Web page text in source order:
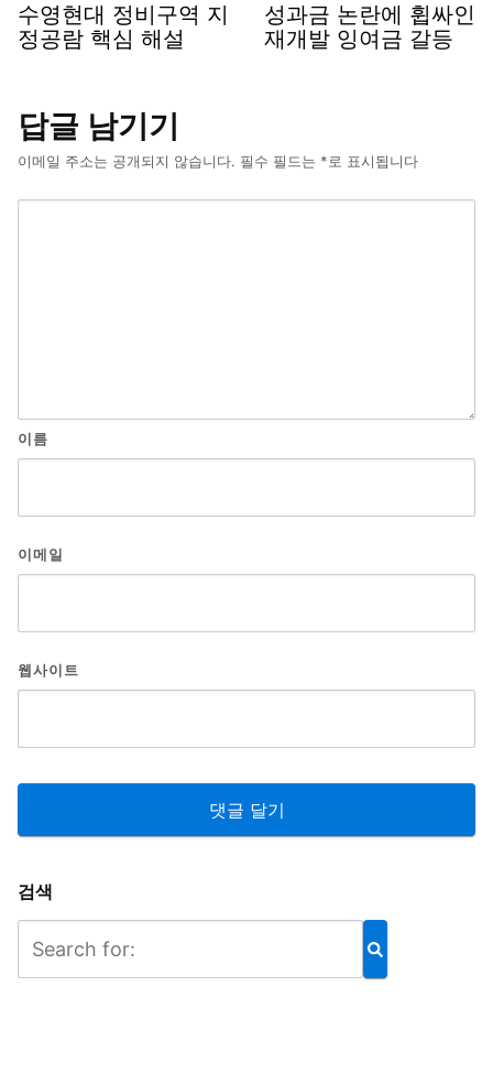
수영현대 정비구역 지
정공람 핵심 해설
성과금 논란에 휩싸인
재개발 잉여금 갈등
답글 남기기
이메일 주소는 공개되지 않습니다. 필수 필드는 *로 표시됩니다
이름
이메일
웹사이트
검색